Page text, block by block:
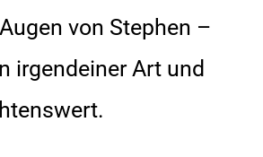
von Stephen –
irgendeiner Art und